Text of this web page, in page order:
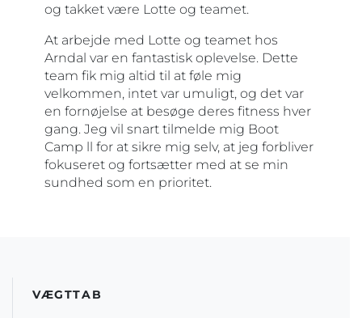
og takket være Lotte og teamet.
At arbejde med Lotte og teamet hos
Arndal var en fantastisk oplevelse. Dette
team fik mig altid til at føle mig
velkommen, intet var umuligt, og det var
en fornøjelse at besøge deres fitness hver
gang. Jeg vil snart tilmelde mig Boot
Camp ll for at sikre mig selv, at jeg forbliver
fokuseret og fortsætter med at se min
sundhed som en prioritet.
VÆGTTAB